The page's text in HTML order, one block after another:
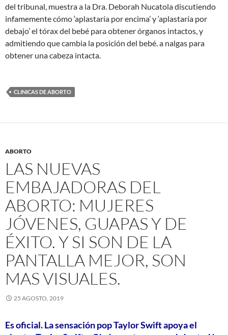
del tribunal, muestra a la Dra. Deborah Nucatola discutiendo
infamemente cómo ‘aplastaría por encima’ y ‘aplastaría por
debajo’ el tórax del bebé para obtener órganos intactos, y
admitiendo que cambia la posición del bebé. a nalgas para
obtener una cabeza intacta.
CLINICAS DE ABORTO
ABORTO
LAS NUEVAS
EMBAJADORAS DEL
ABORTO: MUJERES
JÓVENES, GUAPAS Y DE
ÉXITO. Y SI SON DE LA
PANTALLA MEJOR, SON
MAS VISUALES.
25 AGOSTO, 2019
Es oficial. La sensación pop Taylor Swift apoya el